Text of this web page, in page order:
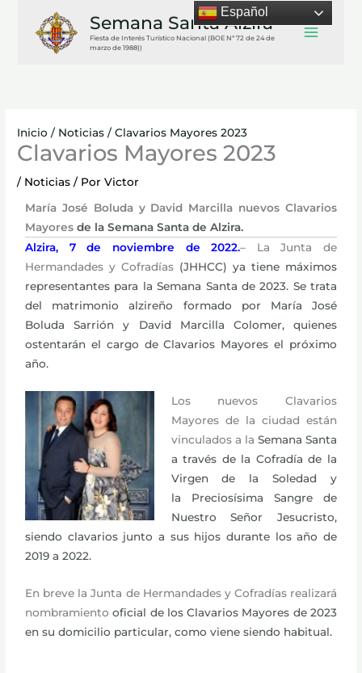
contenido
Semana Santa Alzira
Fiesta de Interés Turístico Nacional (BOE Nº 72 de 24 de
marzo de 1988))
Inicio Noticias Clavarios Mayores 2023
Clavarios Mayores 2023
/ Noticias / PorVictor
María José Boluda y David Marcilla nuevos Clavarios
Mayoresde la Semana Santa de Alzira.
Alzira, 7 de noviembre de 2022.– La Junta de
Hermandades y Cofradías (JHHCC) ya tiene máximos
representantes para la Semana Santa de2023. Se trata
del matrimonio alzireño formado por María José
BoludaSarrión y David Marcilla Colomer, quienes
ostentarán el cargo deClavarios Mayores el próximo
año.
Los nuevos Clavarios
Mayores de la ciudad están
vinculados a la Semana Santa
a través de la Cofradía de la
Virgen de la Soledad y
la Preciosísima Sangre de
Nuestro Señor Jesucristo,
siendo clavarios juntoa sus hijos durante los año de
2019 a 2022.
En breve la Junta de Hermandades y Cofradías realizará
nombramientooficial de los Clavarios Mayores de 2023
en su domicilio particular, comoviene siendo habitual.
Español